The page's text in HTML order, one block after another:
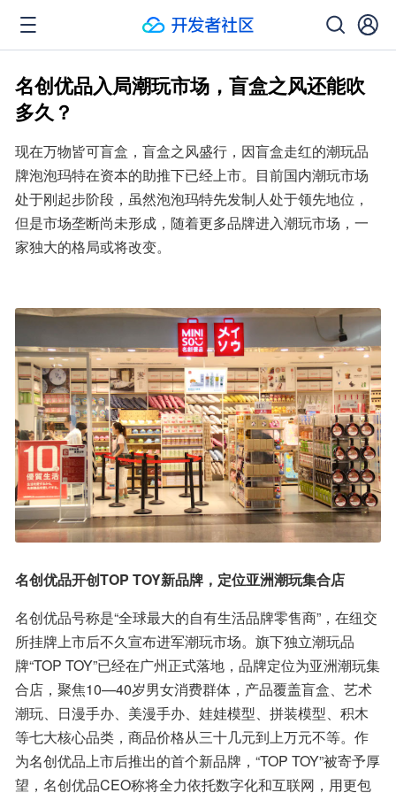
名创优品入局潮玩市场，盲盒之风还能吹
多久？
现在万物皆可盲盒，盲盒之风盛行，因盲盒走红的潮玩品
牌泡泡玛特在资本的助推下已经上市。目前国内潮玩市场
处于刚起步阶段，虽然泡泡玛特先发制人处于领先地位，
但是市场垄断尚未形成，随着更多品牌进入潮玩市场，一
家独大的格局或将改变。
名创优品开创TOP TOY新品牌，定位亚洲潮玩集合店
名创优品号称是“全球最大的自有生活品牌零售商”，在纽交
所挂牌上市后不久宣布进军潮玩市场。旗下独立潮玩品
牌“TOP TOY”已经在广州正式落地，品牌定位为亚洲潮玩集
合店，聚焦10—40岁男女消费群体，产品覆盖盲盒、艺术
潮玩、日漫手办、美漫手办、娃娃模型、拼装模型、积木
等七大核心品类，商品价格从三十几元到上万元不等。作
为名创优品上市后推出的首个新品牌，“TOP TOY”被寄予厚
望，名创优品CEO称将全力依托数字化和互联网，用更包